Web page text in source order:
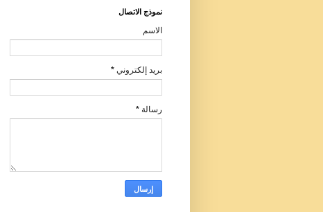
نموذج الاتصال
الاسم
بريد إلكتروني *
رسالة *